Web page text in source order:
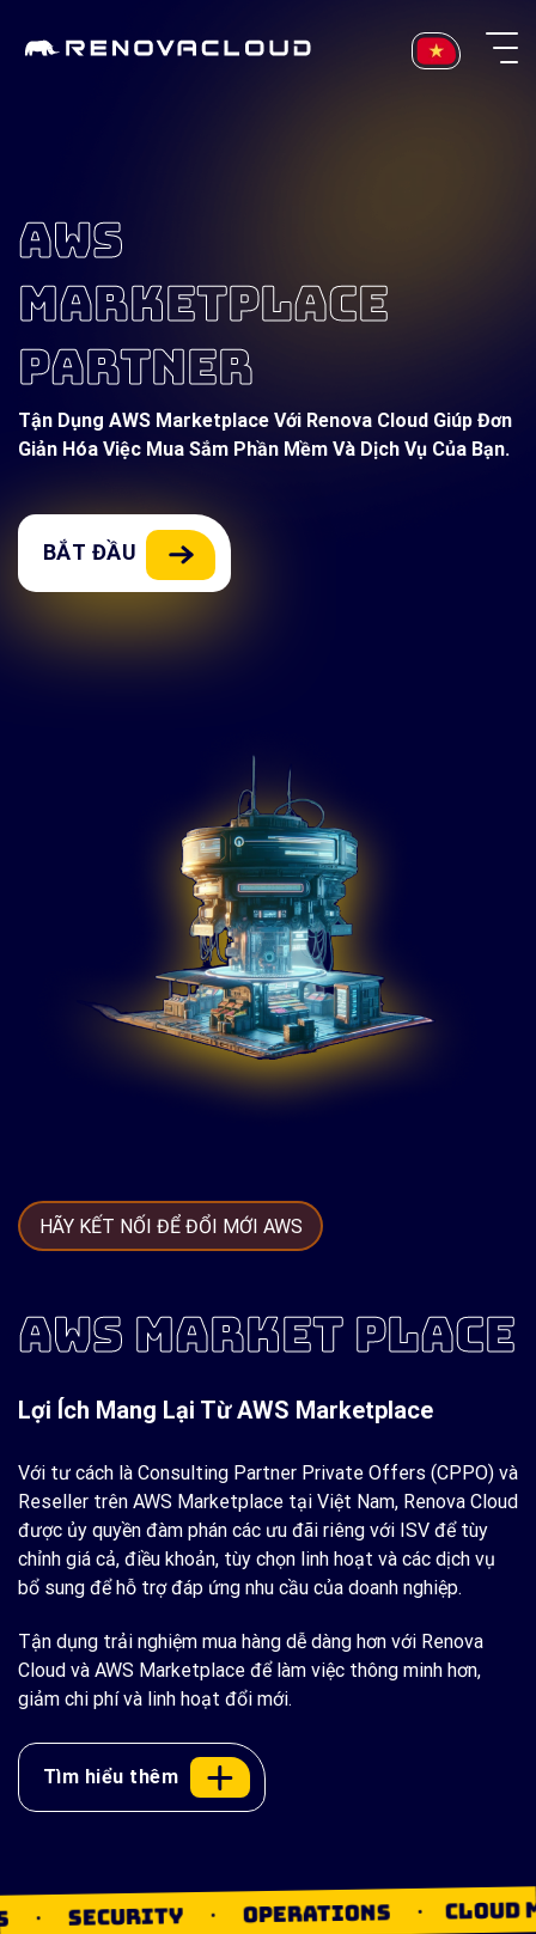
AWS
MARKETPLACE
PARTNER
Tận Dụng AWS Marketplace Với Renova Cloud Giúp Đơn
Giản Hóa Việc Mua Sắm Phần Mềm Và Dịch Vụ Của Bạn.
BẮT ĐẦU
HÃY KẾT NỐI ĐỂ ĐỔI MỚI AWS
AWS MARKET PLACE
Lợi Ích Mang Lại Từ AWS Marketplace
Với tư cách là Consulting Partner Private Offers (CPPO) và
Reseller trên AWS Marketplace tại Việt Nam, Renova Cloud
được ủy quyền đàm phán các ưu đãi riêng với ISV để tùy
chỉnh giá cả, điều khoản, tùy chọn linh hoạt và các dịch vụ
bổ sung để hỗ trợ đáp ứng nhu cầu của doanh nghiệp.
Tận dụng trải nghiệm mua hàng dễ dàng hơn với Renova
Cloud và AWS Marketplace để làm việc thông minh hơn,
giảm chi phí và linh hoạt đổi mới.
Tìm hiểu thêm
. OPERATIONS . CLOUD